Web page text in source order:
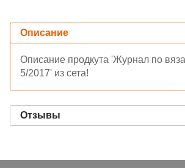
Описание
Описание продкута 'Журнал по
5/2017' из сета!
Отзывы